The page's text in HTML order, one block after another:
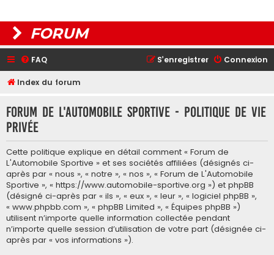
FORUM
FAQ Connexion
S’enregistrer
Index du forum
Forum de L'Automobile Sportive - Politique de vie
privée
Cette politique explique en détail comment « Forum de
L'Automobile Sportive » et ses sociétés affiliées (désignés ci-
après par « nous », « notre », « nos », « Forum de L'Automobile
Sportive », « https://www.automobile-sportive.org ») et phpBB
(désigné ci-après par « ils », « eux », « leur », « logiciel phpBB »,
« www.phpbb.com », « phpBB Limited », « Équipes phpBB »)
utilisent n’importe quelle information collectée pendant
n’importe quelle session d’utilisation de votre part (désignée ci-
après par « vos informations »).